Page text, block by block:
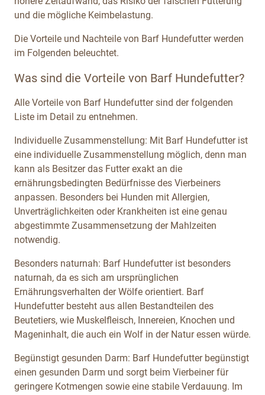
und die mögliche Keimbelastung.
Die Vorteile und Nachteile von Barf Hundefutter werden
im Folgenden beleuchtet.
Was sind die Vorteile von Barf Hundefutter?
Alle Vorteile von Barf Hundefutter sind der folgenden
Liste im Detail zu entnehmen.
Individuelle Zusammenstellung: Mit Barf Hundefutter ist
eine individuelle Zusammenstellung möglich, denn man
kann als Besitzer das Futter exakt an die
ernährungsbedingten Bedürfnisse des Vierbeiners
anpassen. Besonders bei Hunden mit Allergien,
Unverträglichkeiten oder Krankheiten ist eine genau
abgestimmte Zusammensetzung der Mahlzeiten
notwendig.
Besonders naturnah: Barf Hundefutter ist besonders
naturnah, da es sich am ursprünglichen
Ernährungsverhalten der Wölfe orientiert. Barf
Hundefutter besteht aus allen Bestandteilen des
Beutetiers, wie Muskelfleisch, Innereien, Knochen und
Mageninhalt, die auch ein Wolf in der Natur essen würde.
Begünstigt gesunden Darm: Barf Hundefutter begünstigt
einen gesunden Darm und sorgt beim Vierbeiner für
geringere Kotmengen sowie eine stabile Verdauung. Im